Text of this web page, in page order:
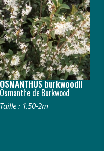
OSMANTHUS burkwoodii
Osmanthe de Burkwood
Taille : 1.50-2m